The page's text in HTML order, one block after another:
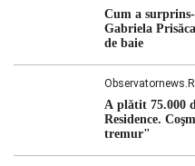
judecătorii de la instanța
Cum a
Gabriela
de baie
A plătit 75.000
Residence.
tremur"